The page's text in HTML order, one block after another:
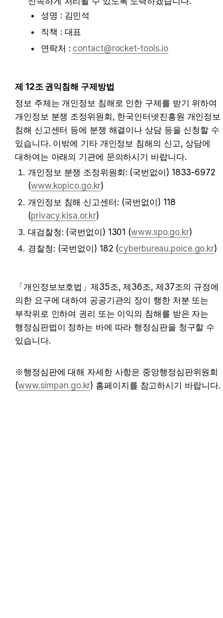
성명 : 김민석
직책 : 대표
연락처 : contact@rocket-tools.io
제 12조 권익침해 구제방법
정보 주체는 개인정보 침해로 인한 구제를 받기 위하여
개인정보 분쟁 조정위원회, 한국인터넷진흥원 개인정보
침해 신고센터 등에 분쟁 해결이나 상담 등을 신청할 수
있습니다. 이밖에 기타 개인정보 침해의 신고, 상담에
대하여는 아래의 기관에 문의하시기 바랍니다.
개인정보 분쟁 조정위원회: (국번없이) 1833-6972
(www.kopico.go.kr)
개인정보 침해 신고센터: (국번없이) 118
(privacy.kisa.or.kr)
대검찰청: (국번없이) 1301 (www.spo.go.kr)
경찰청: (국번없이) 182 (cyberbureau.poice.go.kr)
「개인정보보호법」제35조, 제36조, 제37조의 규정에
의한 요구에 대하여 공공기관의 장이 행한 처분 또는
부작위로 인하여 권리 또는 이익의 침해를 받은 자는
행정심판법이 정하는 바에 따라 행정심판을 청구할 수
있습니다.
※행정심판에 대해 자세한 사항은 중앙행정심판위원회
(www.simpan.go.kr) 홈페이지를 참고하시기 바랍니다.